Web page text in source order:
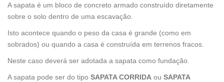
A sapata é um bloco de concreto armado construído diretamente
sobre o solo dentro de uma escavação.
Isto acontece quando o peso da casa é grande (como em
sobrados) ou quando a casa é construída em terrenos fracos.
Neste caso deverá ser adotada a sapata como fundação.
A sapata pode ser do tipo SAPATA CORRIDA ou SAPATA